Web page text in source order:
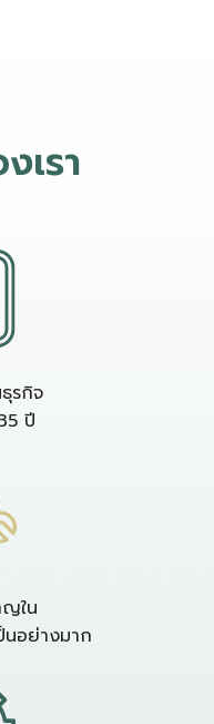
เรา
รกิจ
ปี
ญใน
นอย่างมาก